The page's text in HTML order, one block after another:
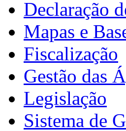
Declaração
Mapas e
Fiscalização
Gestão das
Legislação
Sistema de